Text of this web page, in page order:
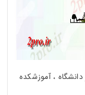
، آموزشکده